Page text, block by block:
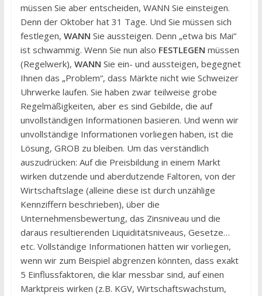
müssen Sie aber entscheiden, WANN Sie einsteigen.
Denn der Oktober hat 31 Tage. Und Sie müssen sich
festlegen, WANN Sie aussteigen. Denn „etwa bis Mai“
ist schwammig. Wenn Sie nun also FESTLEGEN müssen
(Regelwerk), WANN Sie ein- und aussteigen, begegnet
Ihnen das „Problem“, dass Märkte nicht wie Schweizer
Uhrwerke laufen. Sie haben zwar teilweise grobe
Regelmäßigkeiten, aber es sind Gebilde, die auf
unvollständigen Informationen basieren. Und wenn wir
unvollständige Informationen vorliegen haben, ist die
Lösung, GROB zu bleiben. Um das verständlich
auszudrücken: Auf die Preisbildung in einem Markt
wirken dutzende und aberdutzende Faltoren, von der
Wirtschaftslage (alleine diese ist durch unzählige
Kennziffern beschrieben), über die
Unternehmensbewertung, das Zinsniveau und die
daraus resultierenden Liquiditätsniveaus, Gesetze…
etc. Vollständige Informationen hätten wir vorliegen,
wenn wir zum Beispiel abgrenzen könnten, dass exakt
5 Einflussfaktoren, die klar messbar sind, auf einen
Marktpreis wirken (z.B. KGV, Wirtschaftswachstum,